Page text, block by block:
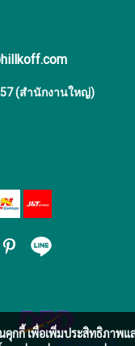
(สำนักงานใหญ่)
นคุกกี้ เพื่อเพิ่มประสิทธิภาพ